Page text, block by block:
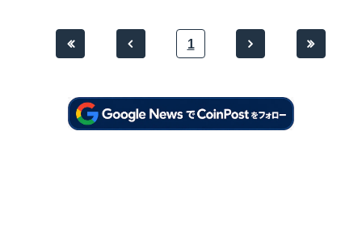
1